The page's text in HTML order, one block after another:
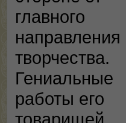
главного
направления
творчества.
Гениальные
работы его